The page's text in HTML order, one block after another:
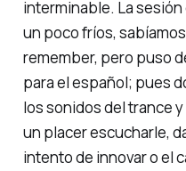
interminable. La
un poco fríos,
remember, pero puso
para el español; pues
los sonidos del trance
un placer escucharle,
intento de innovar o el